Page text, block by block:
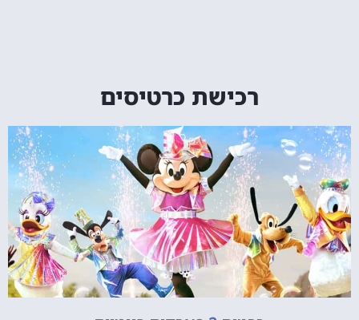
רכישת כרטיסים